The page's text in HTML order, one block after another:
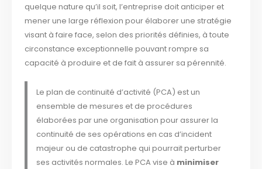
quelque nature qu’il soit, l’entreprise doit anticiper et
mener une large réflexion pour élaborer une stratégie
visant à faire face, selon des priorités définies, à toute
circonstance exceptionnelle pouvant rompre sa
capacité à produire et de fait à assurer sa pérennité.
Le plan de continuité d’activité (PCA) est un
ensemble de mesures et de procédures
élaborées par une organisation pour assurer la
continuité de ses opérations en cas d’incident
majeur ou de catastrophe qui pourrait perturber
ses activités normales. Le PCA vise à minimiser